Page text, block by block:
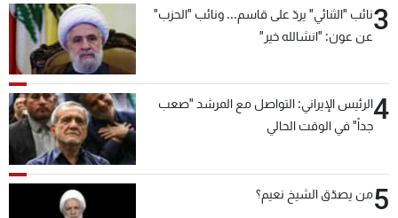
3نائب "الثنائي" يردّ على قاسم... ونائب "الحزب"
عن عون: "انشالله خير"
4الرئيس الإيراني: التواصل مع المرشد "صعب
جداً" في الوقت الحالي
5من يصدّق الشيخ نعيم؟